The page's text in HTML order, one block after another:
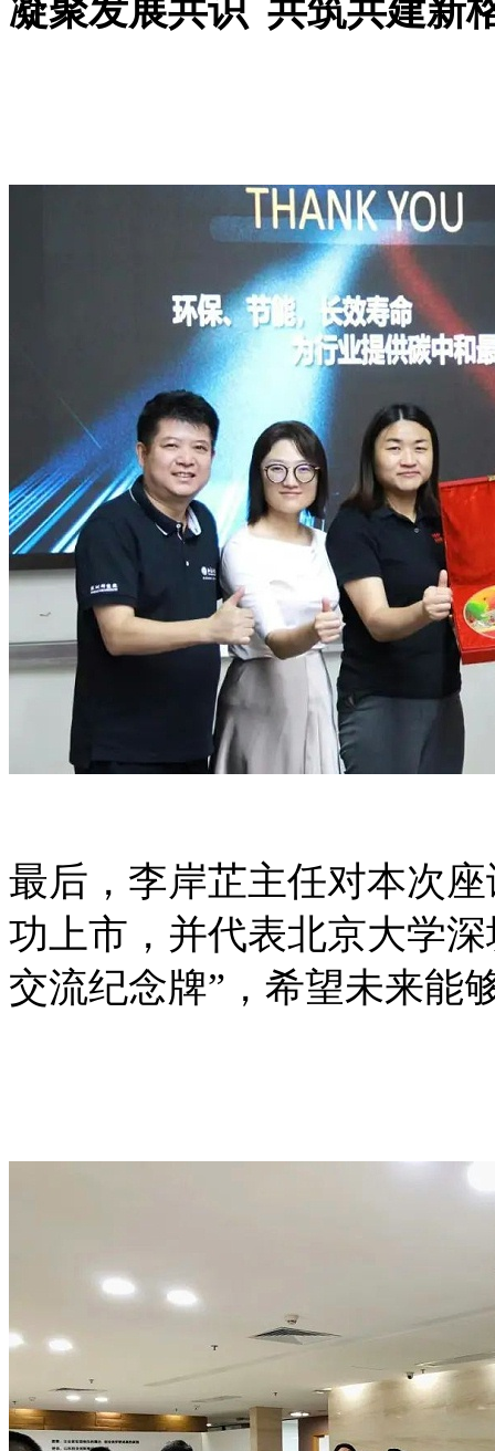
凝聚发展共识 共筑共建新
最后，李岸芷主任对本次
功上市，并代表北京大学
交流纪念牌”，希望未来能